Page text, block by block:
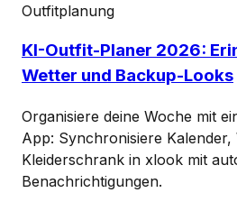
Outfitplanung
KI-Outfit-Planer 2026:
Wetter und Backup-Looks
Organisiere deine Woche mit
App: Synchronisiere Kalender,
Kleiderschrank in xlook mit
Benachrichtigungen.